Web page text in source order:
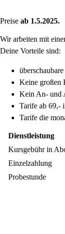
Preise ab 1.5.2025.
Wir arbeiten mit
Deine Vorteile sind:
Keine großen
Kein An- und
Tarife ab 69,-
Tarife die
Dienstleistung
Kursgebühr in
Einzelzahlung
Probestunde